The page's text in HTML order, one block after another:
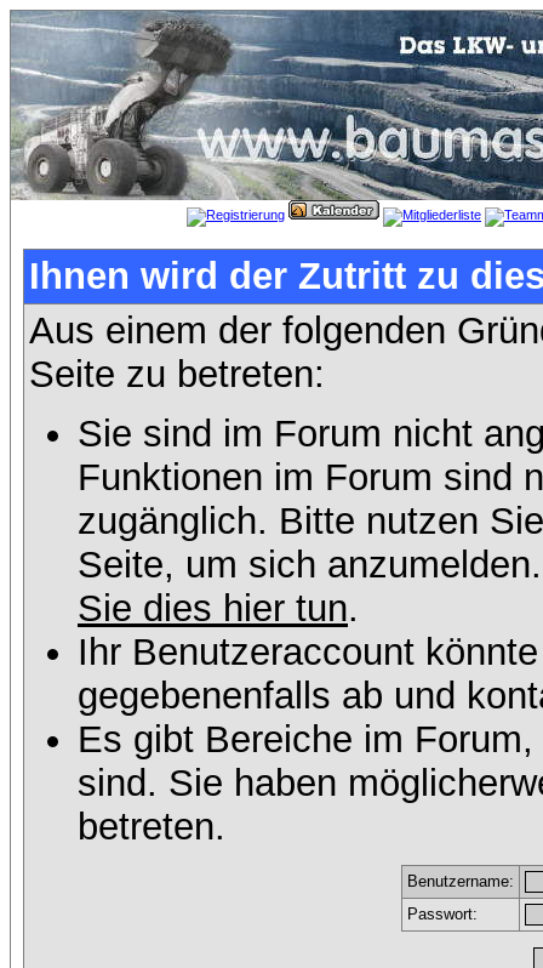
Ihnen wird der Zutritt zu
Aus einem der folgenden
Seite zu betreten:
Sie sind im Forum nicht
Funktionen im Forum sind
zugänglich. Bitte nutzen
Seite, um sich
Sie dies hier tun.
Ihr Benutzeraccount
gegebenenfalls ab und
Es gibt Bereiche im
sind. Sie haben
betreten.
Benutzername:
Passwort: